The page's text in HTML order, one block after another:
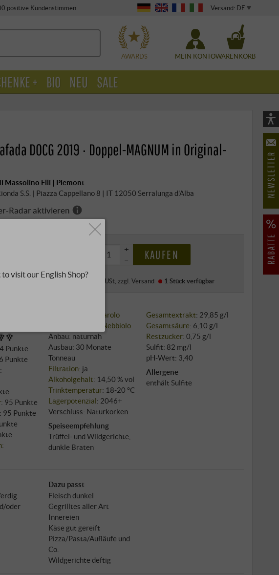
positive Kundenstimmen
WÄHLEN Versand: DE
AWARDS MEIN KONTOWARENKORB
DOCG 2019 · Doppel-MAGNUM in Original-
Massolino Flli | Piemont
S.S. | Piazza Cappellano 8 | IT 12050 Serralunga d'Alba
Radar aktivieren
+
–
KAUFEN
3 l · 128,33 €/l Preis (DE) inkl. USt , zzgl.Versand 1 Stückverfügbar
Punkte
Punkte
:
: 95 Punkte
: 95 Punkte
:
Barolo
Nebbiolo
Anbau: naturnah
Ausbau: 30 Monate
Tonneau
Filtration: ja
Alkoholgehalt: 14,50 % vol
Trinktemperatur: 18‑20 °C
Lagerpotenzial: 2046+
Verschluss: Naturkorken
Speiseempfehlung
Trüffel‑ und Wildgerichte,
dunkle Braten
Gesamtextrakt: 29,85 g/l
Gesamtsäure: 6,10 g/l
Restzucker: 0,75 g/l
Sulfit: 82 mg/l
pH-Wert: 3,40
Allergene
enthält Sulfite
oder
Dazu passt
Fleisch dunkel
Gegrilltes aller Art
Innereien
Käse gut gereift
Pizza/Pasta/Aufläufe und
Co.
Wildgerichte deftig
+ BIO NEU SALE
visit our English Shop?